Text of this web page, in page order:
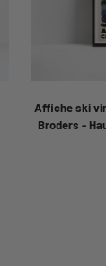
Affiche ski
Broders -